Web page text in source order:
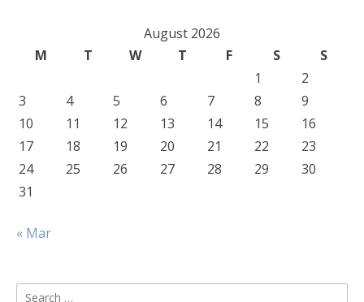
August 2026
M
T W T F S
S
1
2
3
4 5 6 7 8
9
10
11 12 13 14 15
16
17
18 19 20 21 22
23
24
25 26 27 28 29
30
31
« Mar
Search